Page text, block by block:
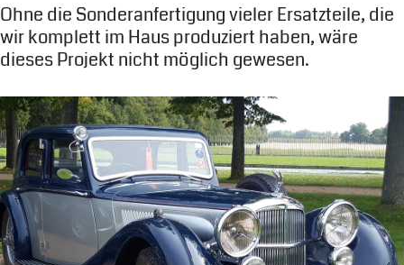
Ohne die Sonderanfertigung vieler Ersatzteile, die
wir komplett im Haus produziert haben, wäre
dieses Projekt nicht möglich gewesen.